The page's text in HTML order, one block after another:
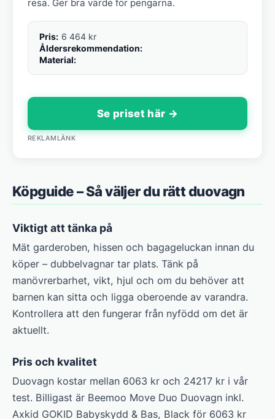
resa. Ger bra värde för pengarna.
Pris: 6 464 kr
Åldersrekommendation:
Material:
Se priset här →
REKLAMLÄNK
Köpguide – Så väljer du rätt duovagn
Viktigt att tänka på
Mät garderoben, hissen och bagageluckan innan du
köper – dubbelvagnar tar plats. Tänk på
manövrerbarhet, vikt, hjul och om du behöver att
barnen kan sitta och ligga oberoende av varandra.
Kontrollera att den fungerar från nyfödd om det är
aktuellt.
Pris och kvalitet
Duovagn kostar mellan 6063 kr och 24217 kr i vår
test. Billigast är Beemoo Move Duo Duovagn inkl.
Axkid GOKID Babyskydd & Bas, Black för 6063 kr